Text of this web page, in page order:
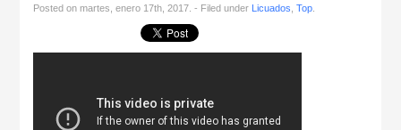
Posted on martes, enero 17th, 2017. - Filed under Licuados ,Top